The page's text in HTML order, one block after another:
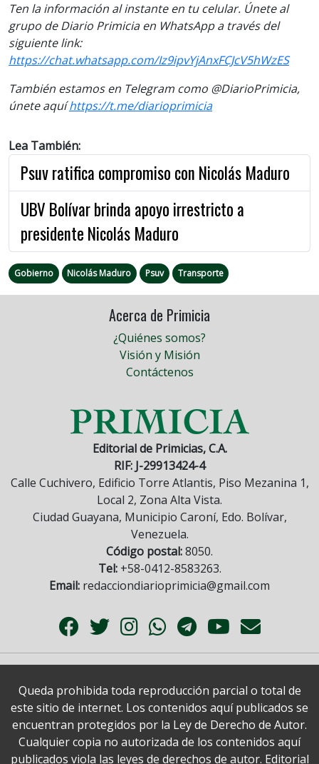
Ten la información al instante en tu celular. Únete al
grupo de Diario Primicia en WhatsApp a través del
siguiente link:
https://chat.whatsapp.com/Iz9ipvYjAnxFCJcV5hWzES
También estamos en Telegram como @DiarioPrimicia,
únete aquíhttps://t.me/diarioprimicia
Lea También:
Psuv ratifica compromiso con Nicolás Maduro
UBV Bolívar brinda apoyo irrestricto a
presidente Nicolás Maduro
Gobierno Nicolás Maduro Psuv Transporte
Acerca de Primicia
¿Quiénes somos?
Visión y Misión
Contáctenos
Editorial de Primicias, C.A.
RIF: J-29913424-4
Calle Cuchivero, Edificio Torre Atlantis, Piso Mezanina 1,
Local 2, Zona Alta Vista.
Ciudad Guayana, Municipio Caroní, Edo. Bolívar,
Venezuela.
Código postal:8050.
Tel:+58-0412-8583263.
Email: redacciondiarioprimicia@gmail.com
Queda prohibida toda reproducción parcial o total de
este sitio de internet. Los contenidos aquí publicados se
encuentran protegidos por la Ley de Derecho de Autor.
Cualquier copia no autorizada de los contenidos aquí
publicados viola las leyes de derechos de autor. Editorial